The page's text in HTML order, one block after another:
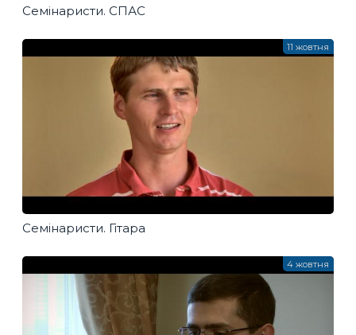
Семінаристи. СПАС
Семінаристи. Гітара
11 жовтня
4 жовтня